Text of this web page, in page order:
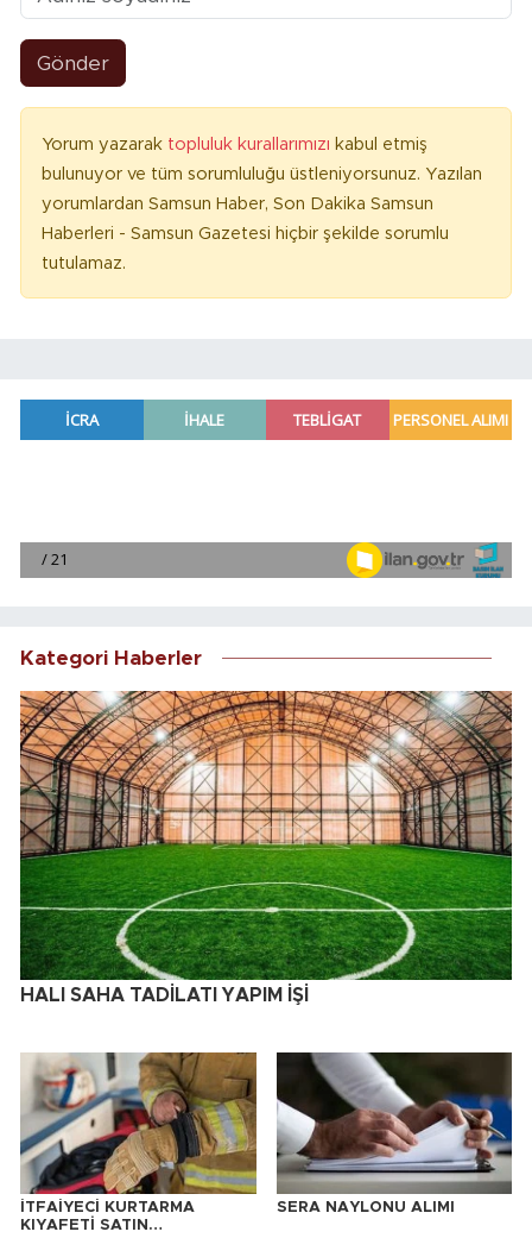
Gönder
Yorum yazarak topluluk kurallarımızı kabul etmiş
bulunuyor ve tüm sorumluluğu üstleniyorsunuz. Yazılan
yorumlardan Samsun Haber, Son Dakika Samsun
Haberleri - Samsun Gazetesi hiçbir şekilde sorumlu
tutulamaz.
Kategori Haberler
HALI SAHA TADİLATI YAPIM İŞİ
İTFAİYECİ KURTARMA
KIYAFETİ SATIN
SERA NAYLONU ALIMI